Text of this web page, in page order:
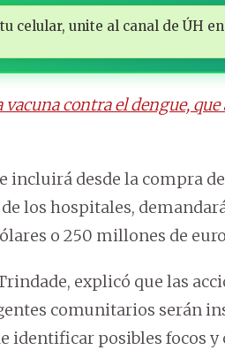
celular, unite al canal de ÚH
vacuna contra el dengue,
incluirá desde la compra
los hospitales,
o 250 millones de
explicó que las
comunitarios serán
identificar posibles focos y